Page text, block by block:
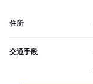
住所
交通手段